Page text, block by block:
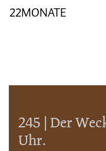
22MONATE
245 | Der
Uhr.